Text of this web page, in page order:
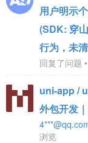
用户明示
(SDK: 穿
行为，未
回复了问题
uni-app /
外包开发
浏览